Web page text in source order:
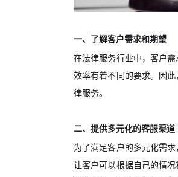
一、了解客户需求和期望
在法律服务行业中，客户
效率有着不同的要求。因
律服务。
二、提供多元化的客服渠道
为了满足客户的多元化需
让客户可以根据自己的情